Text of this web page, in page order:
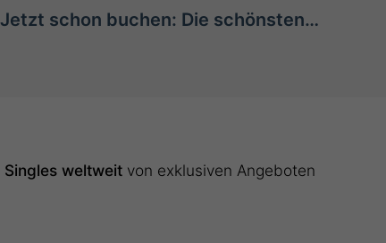
Jetzt schon buchen: Die schönsten Routen der
Singles weltweit von exklusiven Angeboten